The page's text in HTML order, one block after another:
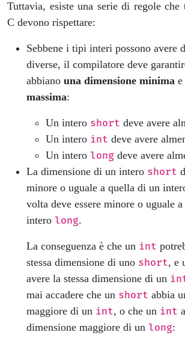
Tuttavia, esiste una serie di regole
C devono rispettare:
Sebbene i tipi interi possono avere
diverse, il compilatore deve
abbiano una dimensione minima e
massima:
Un intero short deve avere
Un intero int deve avere
Un intero long deve avere
La dimensione di un intero short
minore o uguale a quella di un
volta deve essere minore o uguale
intero long.
La conseguenza è che un int
stessa dimensione di uno short, e
avere la stessa dimensione di un
mai accadere che un short abbia
maggiore di un int, o che un int
dimensione maggiore di un long: